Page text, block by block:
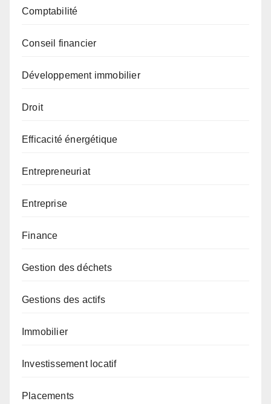
Comptabilité
Conseil financier
Développement immobilier
Droit
Efficacité énergétique
Entrepreneuriat
Entreprise
Finance
Gestion des déchets
Gestions des actifs
Immobilier
Investissement locatif
Placements